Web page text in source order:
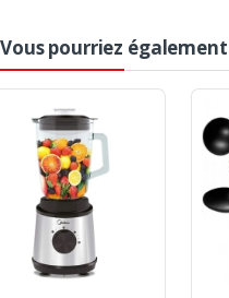
Vous pourriez